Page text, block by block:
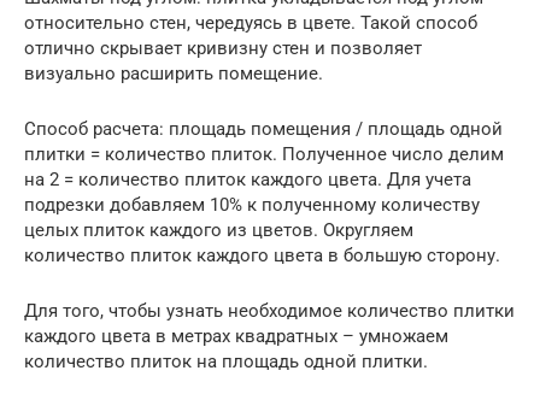
относительно стен, чередуясь в цвете. Такой способ
отлично скрывает кривизну стен и позволяет
визуально расширить помещение.
Способ расчета: площадь помещения / площадь одной
плитки = количество плиток. Полученное число делим
на 2 = количество плиток каждого цвета. Для учета
подрезки добавляем 10% к полученному количеству
целых плиток каждого из цветов. Округляем
количество плиток каждого цвета в большую сторону.
Для того, чтобы узнать необходимое количество плитки
каждого цвета в метрах квадратных – умножаем
количество плиток на площадь одной плитки.